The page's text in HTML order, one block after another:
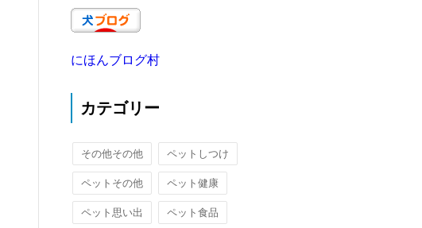
にほんブログ村
カテゴリー
その他その他 ペットしつけ
ペットその他 ペット健康
ペット思い出 ペット食品